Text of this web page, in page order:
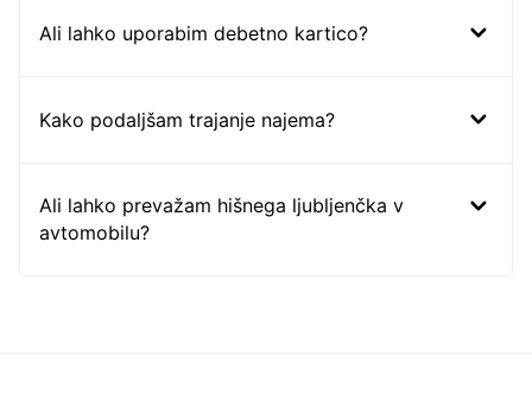
Ali lahko uporabim debetno kartico?
Kako podaljšam trajanje najema?
Ali lahko prevažam hišnega ljubljenčka v
avtomobilu?